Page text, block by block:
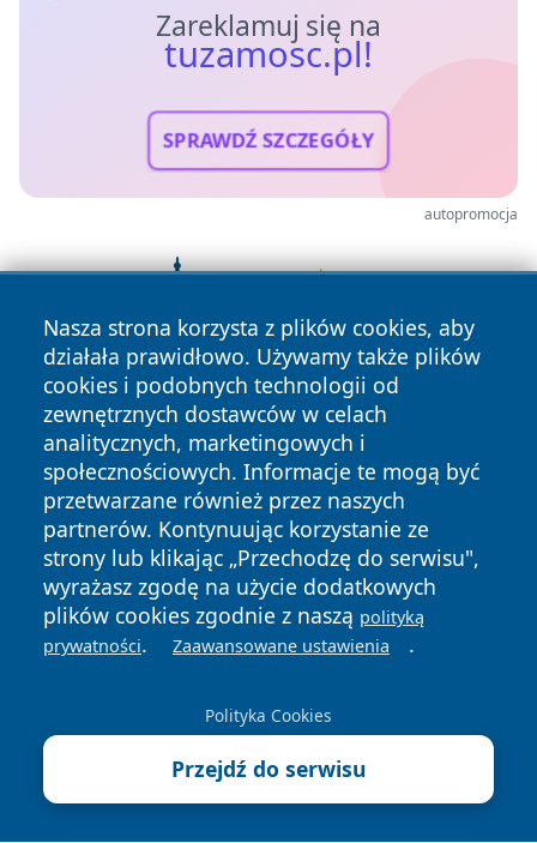
Zareklamuj się na
tuzamosc.pl!
SPRAWDŹ SZCZEGÓŁY
autopromocja
Nasza strona korzysta z plików cookies, aby
działała prawidłowo. Używamy także plików
cookies i podobnych technologii od
zewnętrznych dostawców w celach
analitycznych, marketingowych i
społecznościowych. Informacje te mogą być
przetwarzane również przez naszych
partnerów. Kontynuując korzystanie ze
strony lub klikając „Przechodzę do serwisu",
wyrażasz zgodę na użycie dodatkowych
plików cookies zgodnie z naszą polityką
prywatności. Zaawansowane ustawienia .
Polityka Cookies
Przejdź do serwisu
Copyright © 2026 tuzamosc.pl Wszystkie prawa zastrzeżone.
Polityka
Prywatności
Polityka